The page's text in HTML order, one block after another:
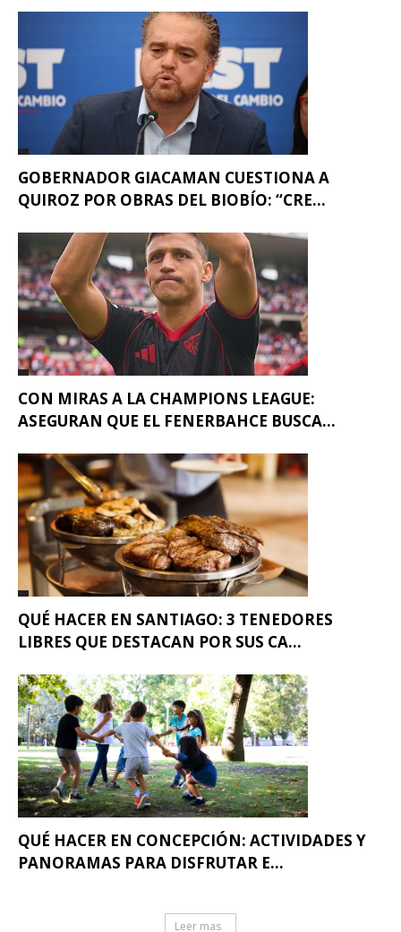
GOBERNADOR GIACAMAN CUESTIONA A
QUIROZ POR OBRAS DEL BIOBÍO: “CRE...
CON MIRAS A LA CHAMPIONS LEAGUE:
ASEGURAN QUE EL FENERBAHCE BUSCA...
QUÉ HACER EN SANTIAGO: 3 TENEDORES
LIBRES QUE DESTACAN POR SUS CA...
QUÉ HACER EN CONCEPCIÓN: ACTIVIDADES Y
PANORAMAS PARA DISFRUTAR E...
Leer mas